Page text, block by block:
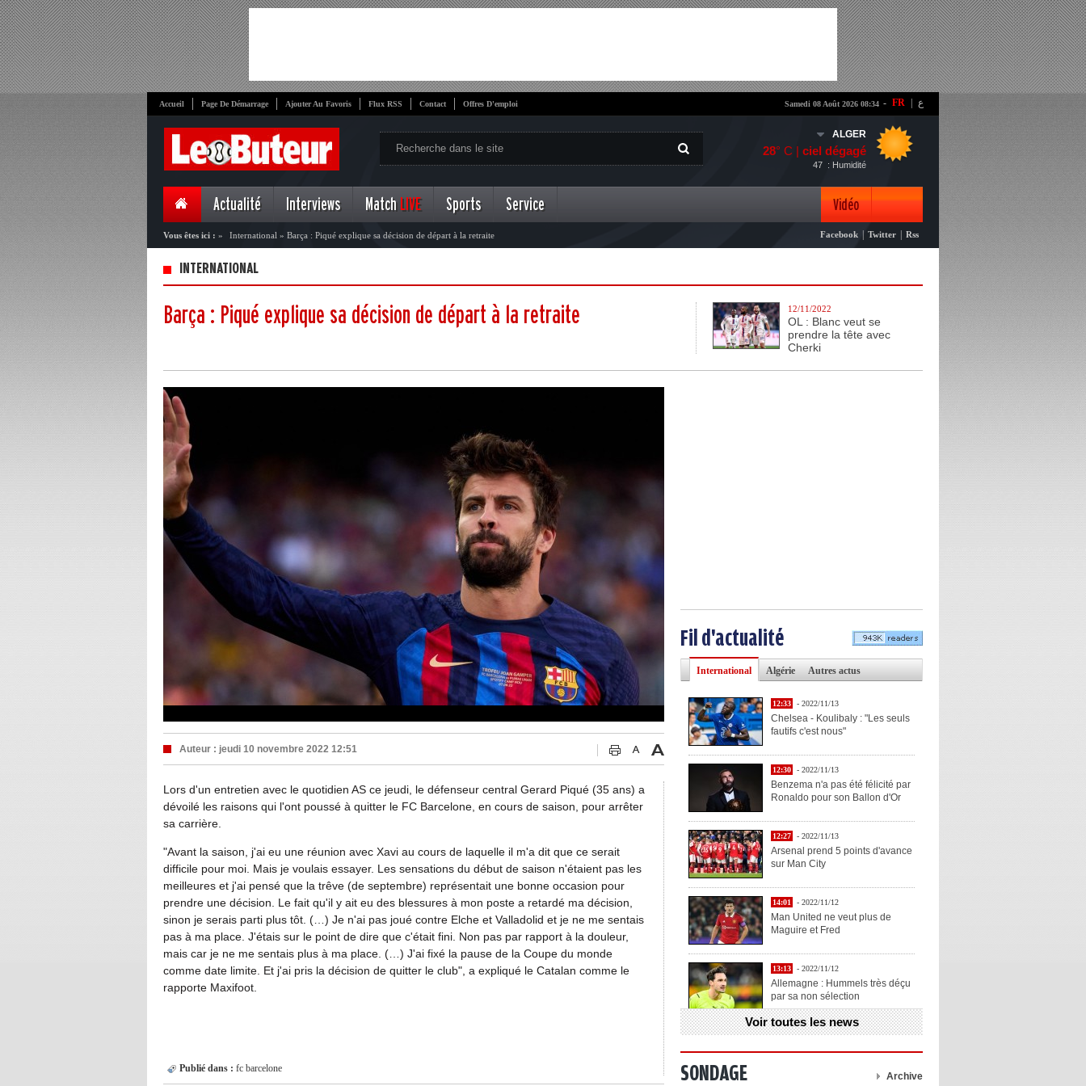
- FR ع Accueil Page De Démarrage Ajouter Au Favoris Flux RSS Contact Offres D'emploi Samedi 08 Août 2026 08:34
ALGER
28° C | ciel dégagé
: Humidité
47
Actualité Interviews Match LIVE Sports Service Vidéo
Photo
Vous êtes ici : » International » Barça : Piqué explique sa décision de départ à la retraite Facebook Twitter Rss
INTERNATIONAL
Barça : Piqué explique sa décision de départ à la retraite 12/11/2022
OL : Blanc veut se
prendre la tête avec
Cherki
Auteur : jeudi 10 novembre 2022 12:51
Lors d'un entretien avec le quotidien AS ce jeudi, le défenseur central Gerard Piqué (35 ans) a
dévoilé les raisons qui l'ont poussé à quitter le FC Barcelone, en cours de saison, pour arrêter
sa carrière.
"Avant la saison, j'ai eu une réunion avec Xavi au cours de laquelle il m'a dit que ce serait
difficile pour moi. Mais je voulais essayer. Les sensations du début de saison n'étaient pas les
meilleures et j'ai pensé que la trêve (de septembre) représentait une bonne occasion pour
prendre une décision. Le fait qu'il y ait eu des blessures à mon poste a retardé ma décision,
sinon je serais parti plus tôt. (…) Je n'ai pas joué contre Elche et Valladolid et je ne me sentais
pas à ma place. J'étais sur le point de dire que c'était fini. Non pas par rapport à la douleur,
mais car je ne me sentais plus à ma place. (…) J'ai fixé la pause de la Coupe du monde
comme date limite. Et j'ai pris la décision de quitter le club", a expliqué le Catalan comme le
rapporte Maxifoot.
Publié dans : fc barcelone
Fil d'actualité
International Algérie Autres actus
12:33 - 2022/11/13
Chelsea - Koulibaly : "Les seuls
fautifs c'est nous"
12:30 - 2022/11/13
Benzema n'a pas été félicité par
Ronaldo pour son Ballon d'Or
12:27 - 2022/11/13
Arsenal prend 5 points d'avance
sur Man City
14:01 - 2022/11/12
Man United ne veut plus de
Maguire et Fred
13:13 - 2022/11/12
Allemagne : Hummels très déçu
par sa non sélection
13:11 - 2022/11/12
Henry explique la chose qu'il
Voir toutes les news
SONDAGE Archive